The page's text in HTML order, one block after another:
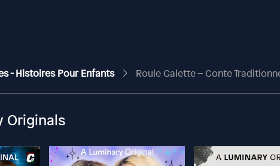
- Histoires Pour Enfants Roule Galette – Conte
Originals